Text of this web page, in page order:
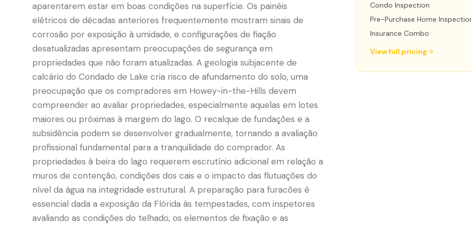
aparentarem estar em boas condições na superfície. Os painéis
elétricos de décadas anteriores frequentemente mostram sinais de
corrosão por exposição à umidade, e configurações de fiação
desatualizadas apresentam preocupações de segurança em
propriedades que não foram atualizadas. A geologia subjacente de
calcário do Condado de Lake cria risco de afundamento do solo, uma
preocupação que os compradores em Howey-in-the-Hills devem
compreender ao avaliar propriedades, especialmente aquelas em lotes
maiores ou próximas à margem do lago. O recalque de fundações e a
subsidência podem se desenvolver gradualmente, tornando a avaliação
profissional fundamental para a tranquilidade do comprador. As
propriedades à beira do lago requerem escrutínio adicional em relação a
muros de contenção, condições dos cais e o impacto das flutuações do
nível da água na integridade estrutural. A preparação para furacões é
essencial dada a exposição da Flórida às tempestades, com inspetores
avaliando as condições do telhado, os elementos de fixação e as
Condo Inspection
Pre-Purchase Home
Insurance Combo
View full pricing